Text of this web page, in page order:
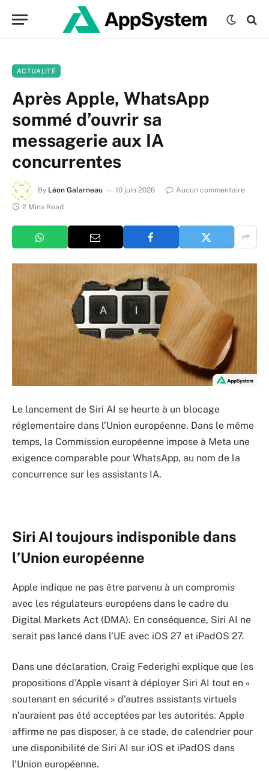
ACTUALITÉ
Après Apple, WhatsApp
sommé d’ouvrir sa
messagerie aux IA
concurrentes
By Léon Galarneau 10 juin 2026
Aucun commentaire
2 Mins Read
Le lancement de Siri AI se heurte à un blocage
réglementaire dans l’Union européenne. Dans le même
temps, la Commission européenne impose à Meta une
exigence comparable pour WhatsApp, au nom de la
concurrence sur les assistants IA.
Siri AI toujours indisponible dans
l’Union européenne
Apple indique ne pas être parvenu à un compromis
avec les régulateurs européens dans le cadre du
Digital Markets Act (DMA). En conséquence, Siri AI ne
serait pas lancé dans l’UE avec iOS 27 et iPadOS 27.
Dans une déclaration, Craig Federighi explique que les
propositions d’Apple visant à déployer Siri AI tout en «
soutenant en sécurité » d’autres assistants virtuels
n’auraient pas été acceptées par les autorités. Apple
affirme ne pas disposer, à ce stade, de calendrier pour
une disponibilité de Siri AI sur iOS et iPadOS dans
l’Union européenne.